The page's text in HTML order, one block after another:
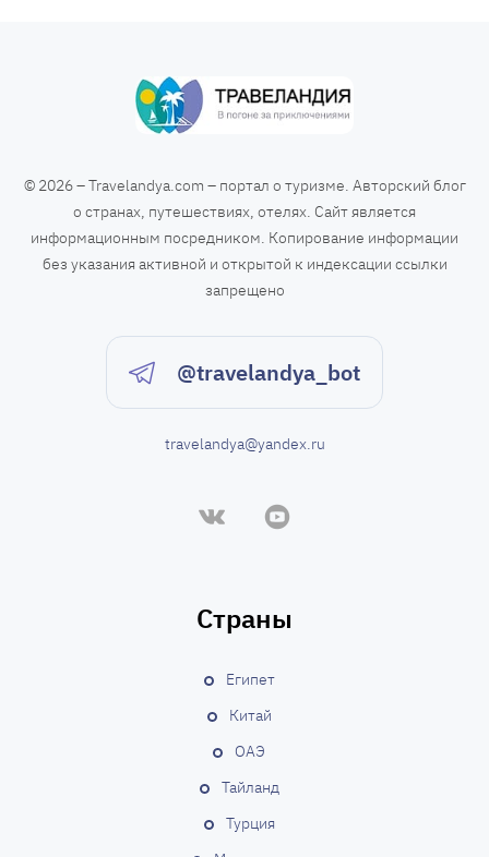
© 2026 – Travelandya.com – портал о туризме. Авторский блог
о странах, путешествиях, отелях. Сайт является
информационным посредником. Копирование информации
без указания активной и открытой к индексации ссылки
запрещено
@travelandya_bot
travelandya@yandex.ru
Страны
Египет
Китай
ОАЭ
Тайланд
Турция